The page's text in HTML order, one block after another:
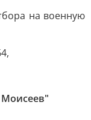
на военную
Моисеев"